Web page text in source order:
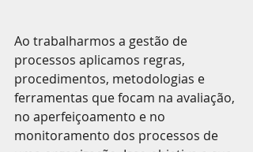
Ao trabalharmos a gestão de
processos aplicamos regras,
procedimentos, metodologias e
ferramentas que focam na avaliação,
no aperfeiçoamento e no
monitoramento dos processos de